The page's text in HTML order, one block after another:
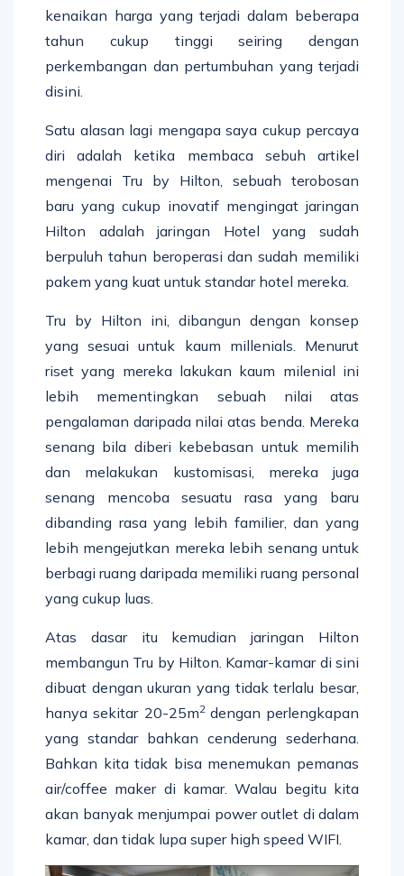
kenaikan harga yang terjadi dalam beberapa
tahun cukup tinggi seiring dengan
perkembangan dan pertumbuhan yang terjadi
disini.
Satu alasan lagi mengapa saya cukup percaya
diri adalah ketika membaca sebuh artikel
mengenai Tru by Hilton, sebuah terobosan
baru yang cukup inovatif mengingat jaringan
Hilton adalah jaringan Hotel yang sudah
berpuluh tahun beroperasi dan sudah memiliki
pakem yang kuat untuk standar hotel mereka.
Tru by Hilton ini, dibangun dengan konsep
yang sesuai untuk kaum millenials. Menurut
riset yang mereka lakukan kaum milenial ini
lebih mementingkan sebuah nilai atas
pengalaman daripada nilai atas benda. Mereka
senang bila diberi kebebasan untuk memilih
dan melakukan kustomisasi, mereka juga
senang mencoba sesuatu rasa yang baru
dibanding rasa yang lebih familier, dan yang
lebih mengejutkan mereka lebih senang untuk
berbagi ruang daripada memiliki ruang personal
yang cukup luas.
Atas dasar itu kemudian jaringan Hilton
membangun Tru by Hilton. Kamar-kamar di sini
dibuat dengan ukuran yang tidak terlalu besar,
hanya sekitar 20-25m2 dengan perlengkapan
yang standar bahkan cenderung sederhana.
Bahkan kita tidak bisa menemukan pemanas
air/coffee maker di kamar. Walau begitu kita
akan banyak menjumpai power outlet di dalam
kamar, dan tidak lupa super high speed WIFI.